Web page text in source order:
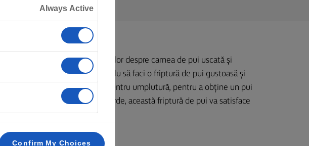
succes. În ciuda tuturor zvonurilor despre carnea de pui uscată și
este de fapt destul de simplu să faci o friptură de pui gustoasă și
lămâie, pătrunjel și sare pentru umplutură, pentru a obține un pui
morcovi, ceapă și fasole verde, această friptură de pui va satisface
Always Active
Confirm My Choices